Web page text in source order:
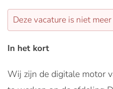
Deze vacature is niet
In het kort
Wij zijn de digitale motor